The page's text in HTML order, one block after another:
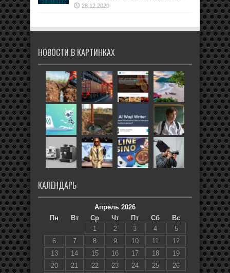
28.12.2020
НОВОСТИ В КАРТИНКАХ
КАЛЕНДАРЬ
Апрель 2026
Пн
Вт Ср Чт Пт Сб
Вс
1
2 3 4
5
6
7 8 9 10 11
12
13
14 15 16 17 18
19
20
21 22 23 24 25
26